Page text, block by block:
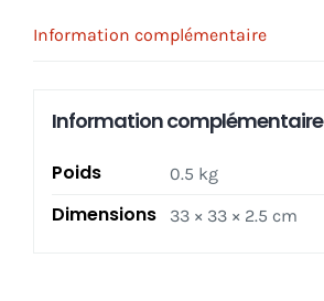
Information complémentaire
Information complémentaire
Poids 0.5 kg
Dimensions 33 × 33 × 2.5 cm